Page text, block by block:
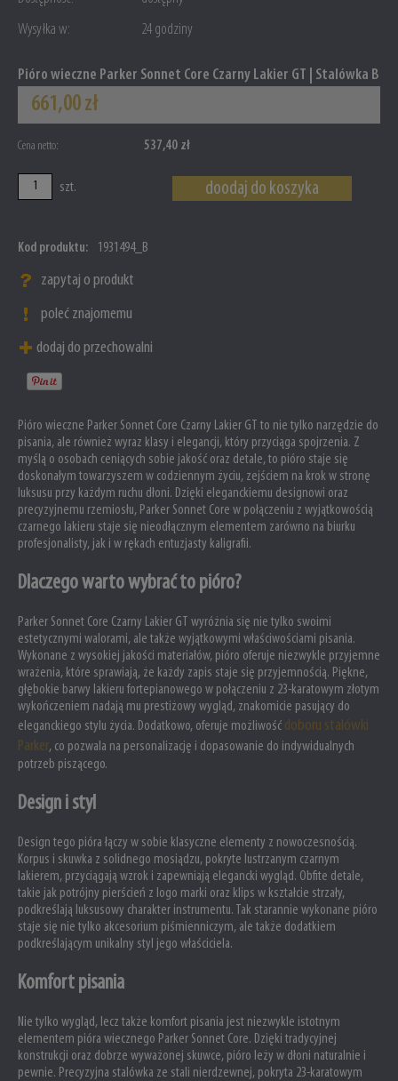
Wysyłka w:
24 godziny
Pióro wieczne Parker Sonnet Core Czarny Lakier GT | Stalówka B
661,00 zł
Cena netto: 537,40 zł
szt. doodaj do koszyka
Kod produktu: 1931494_B
zapytaj o produkt
poleć znajomemu
dodaj do przechowalni
Pióro wieczne Parker Sonnet Core Czarny Lakier GT to nie tylko narzędzie do
pisania, ale również wyraz klasy i elegancji, który przyciąga spojrzenia. Z
myślą o osobach ceniących sobie jakość oraz detale, to pióro staje się
doskonałym towarzyszem w codziennym życiu, zejściem na krok w stronę
luksusu przy każdym ruchu dłoni. Dzięki eleganckiemu designowi oraz
precyzyjnemu rzemiosłu, Parker Sonnet Core w połączeniu z wyjątkowością
czarnego lakieru staje się nieodłącznym elementem zarówno na biurku
profesjonalisty, jak i w rękach entuzjasty kaligrafii.
Dlaczego warto wybrać to pióro?
Parker Sonnet Core Czarny Lakier GT wyróżnia się nie tylko swoimi
estetycznymi walorami, ale także wyjątkowymi właściwościami pisania.
Wykonane z wysokiej jakości materiałów, pióro oferuje niezwykle przyjemne
wrażenia, które sprawiają, że każdy zapis staje się przyjemnością. Piękne,
głębokie barwy lakieru fortepianowego w połączeniu z 23-karatowym złotym
wykończeniem nadają mu prestiżowy wygląd, znakomicie pasujący do
eleganckiego stylu życia. Dodatkowo, oferuje możliwość doboru stalówki
Parker, co pozwala na personalizację i dopasowanie do indywidualnych
potrzeb piszącego.
Design i styl
Design tego pióra łączy w sobie klasyczne elementy z nowoczesnością.
Korpus i skuwka z solidnego mosiądzu, pokryte lustrzanym czarnym
lakierem, przyciągają wzrok i zapewniają elegancki wygląd. Obfite detale,
takie jak potrójny pierścień z logo marki oraz klips w kształcie strzały,
podkreślają luksusowy charakter instrumentu. Tak starannie wykonane pióro
staje się nie tylko akcesorium piśmienniczym, ale także dodatkiem
podkreślającym unikalny styl jego właściciela.
Komfort pisania
Nie tylko wygląd, lecz także komfort pisania jest niezwykle istotnym
elementem pióra wiecznego Parker Sonnet Core. Dzięki tradycyjnej
konstrukcji oraz dobrze wyważonej skuwce, pióro leży w dłoni naturalnie i
pewnie. Precyzyjna stalówka ze stali nierdzewnej, pokryta 23-karatowym